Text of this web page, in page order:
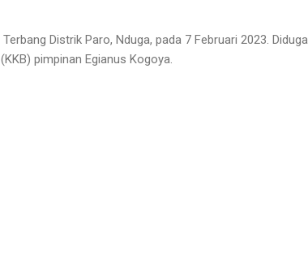
Distrik Paro, Nduga, pada 7 Februari 2023. Diduga
pimpinan Egianus Kogoya.